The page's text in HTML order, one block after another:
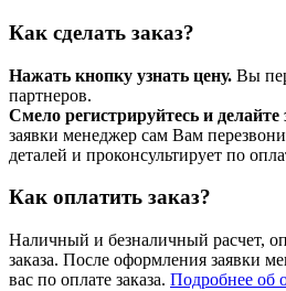
Как сделать заказ?
Нажать кнопку узнать цену. Вы
партнеров.
Смело регистрируйтесь и делайте
заявки менеджер сам Вам
деталей и проконсультирует по
Как оплатить заказ?
Наличный и безналичный расчет,
заказа. После оформления заявки
вас по оплате заказа. Подробнее об